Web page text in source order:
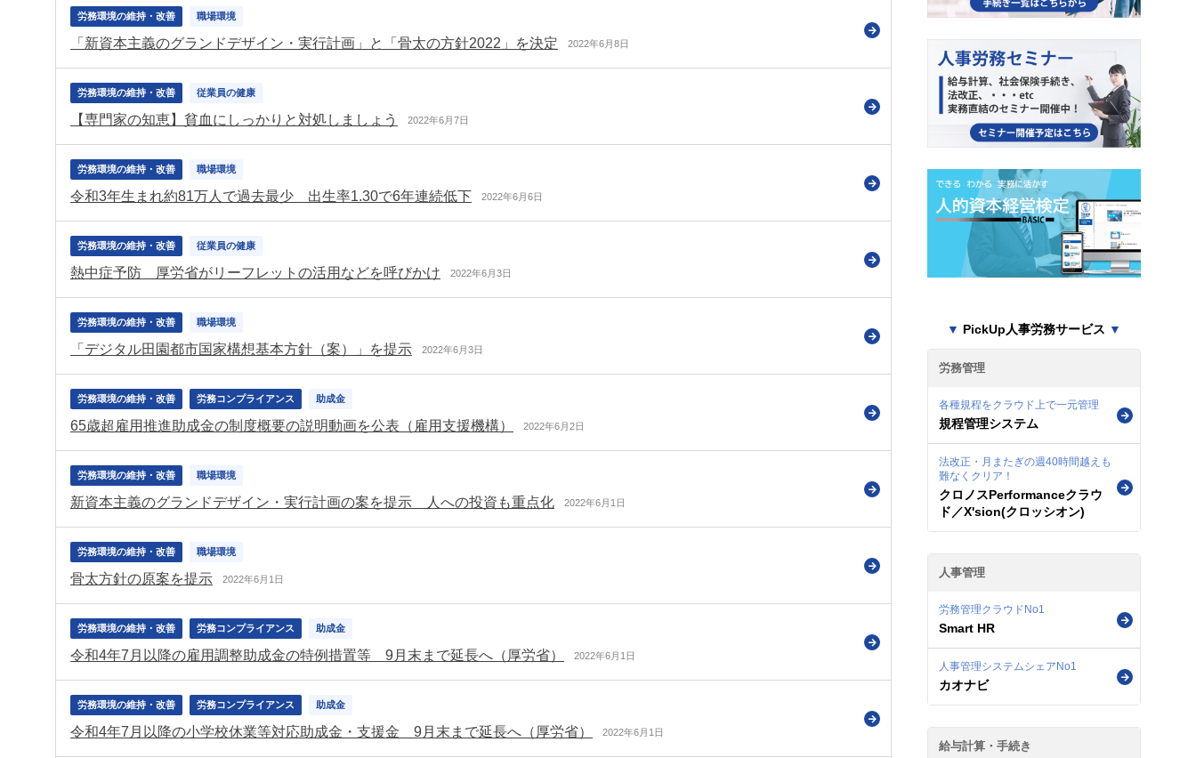
労務環境の維持・改善 職場環境
「新資本主義のグランドデザイン・実行計画」と「骨太の方針2022」を決定 2022年6月8日
労務環境の維持・改善 従業員の健康
【専門家の知恵】貧血にしっかりと対処しましょう 2022年6月7日
労務環境の維持・改善 職場環境
令和3年生まれ約81万人で過去最少 出生率1.30で6年連続低下 2022年6月6日
労務環境の維持・改善 従業員の健康
熱中症予防 厚労省がリーフレットの活用などを呼びかけ 2022年6月3日
労務環境の維持・改善 職場環境
「デジタル田園都市国家構想基本方針（案）」を提示 2022年6月3日
労務環境の維持・改善 労務コンプライアンス 助成金
65歳超雇用推進助成金の制度概要の説明動画を公表（雇用支援機構） 2022年6月2日
労務環境の維持・改善 職場環境
新資本主義のグランドデザイン・実行計画の案を提示 人への投資も重点化 2022年6月1日
労務環境の維持・改善 職場環境
骨太方針の原案を提示 2022年6月1日
労務環境の維持・改善 労務コンプライアンス 助成金
令和4年7月以降の雇用調整助成金の特例措置等 9月末まで延長へ（厚労省） 2022年6月1日
労務環境の維持・改善 労務コンプライアンス 助成金
令和4年7月以降の小学校休業等対応助成金・支援金 9月末まで延長へ（厚労省） 2022年6月1日
▼ PickUp人事労務サービス ▼
労務管理
各種規程をクラウド上で一元管理
規程管理システム
法改正・月またぎの週40時間越えも
難なくクリア！
クロノスPerformanceクラウ
ド／X'sion(クロッシオン)
人事管理
労務管理クラウドNo1
Smart HR
人事管理システムシェアNo1
カオナビ
給与計算・手続き